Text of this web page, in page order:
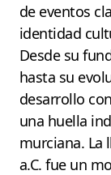
de eventos
identidad
Desde su
hasta su
desarrollo
una huella
murciana. La
a.C. fue un